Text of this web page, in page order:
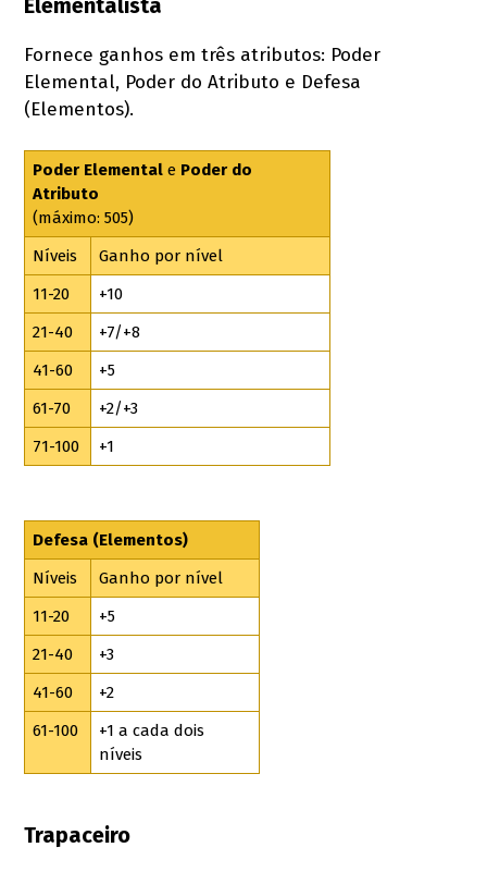
Fornece ganhos em três atributos: Poder
Elemental, Poder do Atributo e Defesa
(Elementos).
Poder Elementale Poder do
Atributo
(máximo: 505)
Níveis
Ganho por nível
11-20
+10
21-40
+7/+8
41-60
+5
61-70
+2/+3
71-100
+1
Defesa (Elementos)
Níveis
Ganho por nível
11-20
+5
21-40
+3
41-60
+2
61-100
+1 a cada dois
níveis
Trapaceiro